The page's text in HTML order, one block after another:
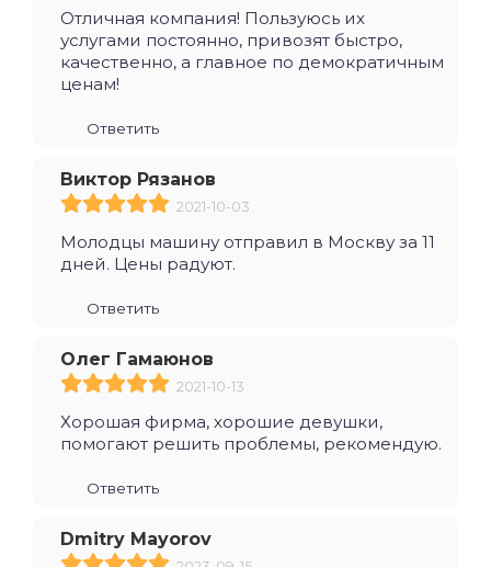
Отличная компания! Пользуюсь их
услугами постоянно, привозят быстро,
качественно, а главное по демократичным
ценам!
Ответить
Виктор Рязанов
2021-10-03
Молодцы машину отправил в Москву за 11
дней. Цены радуют.
Ответить
Олег Гамаюнов
2021-10-13
Хорошая фирма, хорошие девушки,
помогают решить проблемы, рекомендую.
Ответить
Dmitry Mayorov